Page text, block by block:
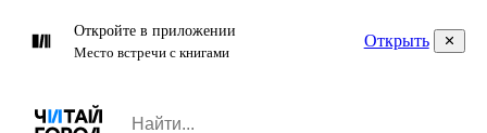
Откройте в приложении
Место встречи с книгами
Открыть